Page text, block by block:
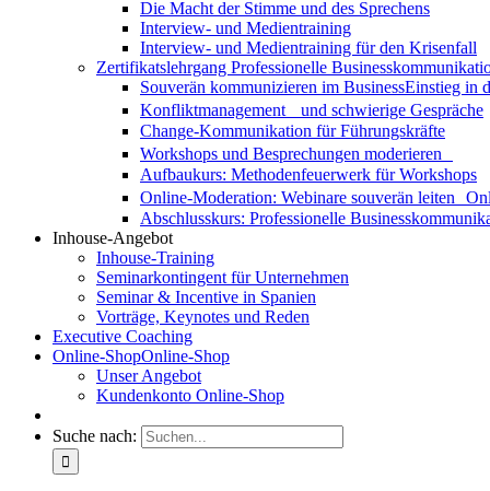
Die Macht der Stimme und des Sprechens
Interview- und Medientraining
Interview- und Medientraining für den Krisenfall
Zertifikatslehrgang Professionelle
Souverän kommunizieren im BusinessEinstieg in
Konfliktmanagement und schwierige Gespräche
Change-Kommunikation für Führungskräfte
Workshops und Besprechungen moderieren
Aufbaukurs: Methodenfeuerwerk für Workshops
Online-Moderation: Webinare souverän leiten
Abschlusskurs: Professionelle
Inhouse-Angebot
Inhouse-Training
Seminarkontingent für Unternehmen
Seminar & Incentive in Spanien
Vorträge, Keynotes und Reden
Executive Coaching
Online-ShopOnline-Shop
Unser Angebot
Kundenkonto Online-Shop
Suche nach: